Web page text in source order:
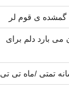
ی قوم لر
می بارد دلم برای
تمتی /ماه تی تی